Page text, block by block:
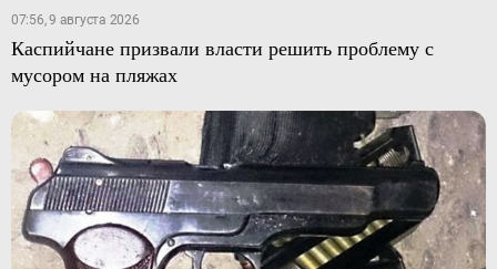
07:56, 9 августа 2026
Каспийчане призвали власти решить проблему с
мусором на пляжах